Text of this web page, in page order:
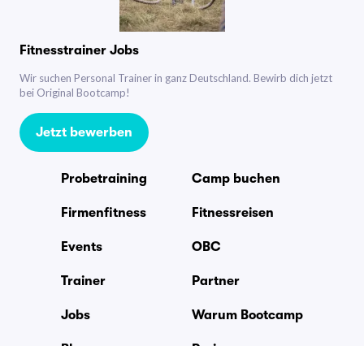
Fitnesstrainer Jobs
Wir suchen Personal Trainer in ganz Deutschland. Bewirb dich jetzt
bei Original Bootcamp!
Jetzt bewerben
Probetraining Camp buchen
Firmenfitness Fitnessreisen
Events OBC
Trainer Partner
Jobs Warum Bootcamp